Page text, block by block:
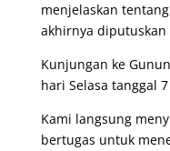
menjelaskan
akhirnya diputuskan
Kunjungan ke
hari Selasa tanggal
Kami langsung
bertugas untuk